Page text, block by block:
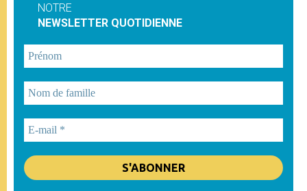
NOTRE
NEWSLETTER QUOTIDIENNE